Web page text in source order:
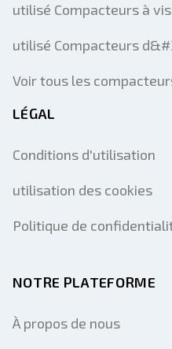
utilisé Compacteurs à vis
utilisé Compacteurs
Voir tous les
LÉGAL
Conditions d'utilisation
utilisation des cookies
Politique de
NOTRE PLATEFORME
À propos de nous